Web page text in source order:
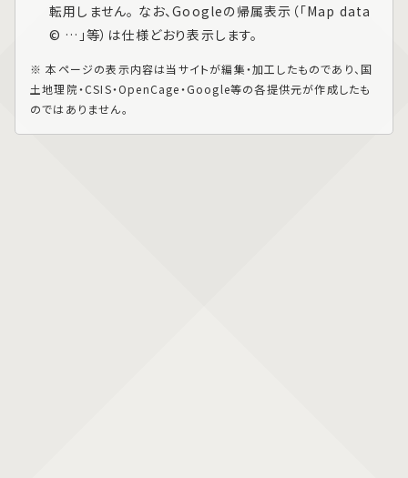
転用しません。 なお、Googleの帰属表示（「Map data
© …」等）は仕様どおり表示します。
※ 本ページの表示内容は当サイトが編集・加工したものであり、国
土地理院・CSIS・OpenCage・Google等の各提供元が作成したも
のではありません。